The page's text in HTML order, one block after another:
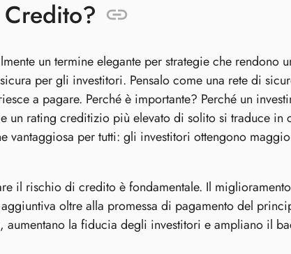
un termine elegante per strategie che rendono
per gli investitori. Pensalo come una rete di
a pagare. Perché è importante? Perché un
un rating creditizio più elevato di solito si traduce in
vantaggiosa per tutti: gli investitori ottengono
il rischio di credito è fondamentale. Il
oltre alla promessa di pagamento del
la fiducia degli investitori e ampliano il